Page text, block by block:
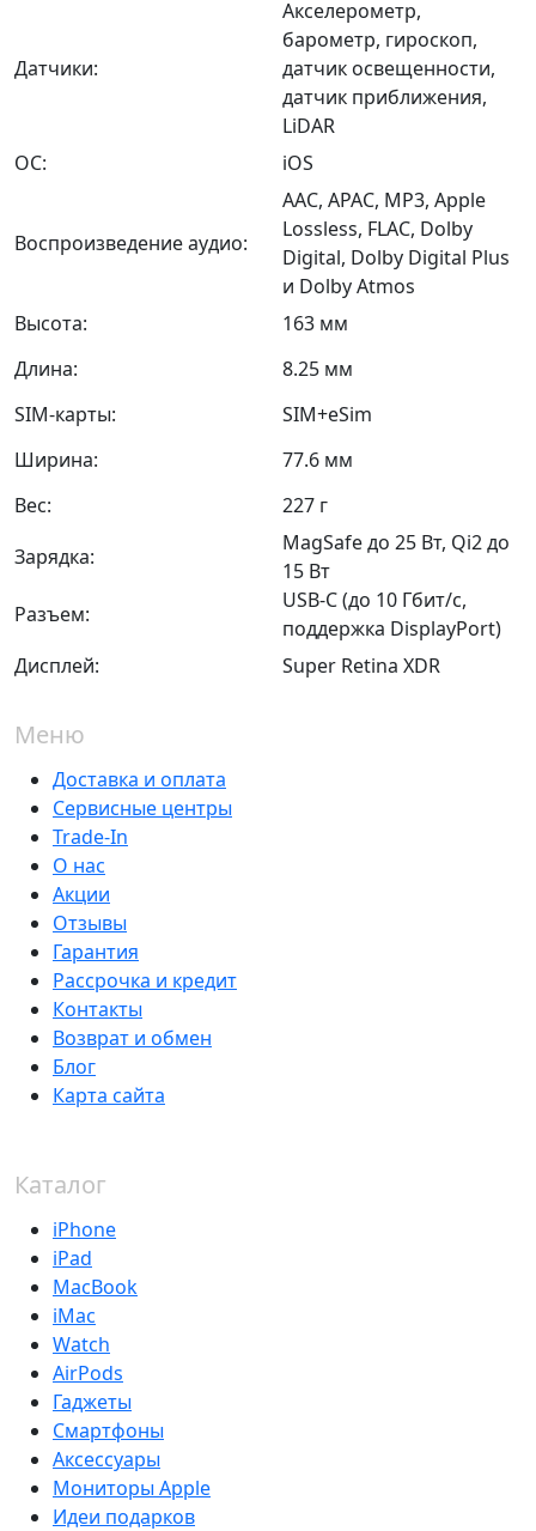
Датчики:
Акселерометр,
барометр, гироскоп,
датчик освещенности,
датчик приближения,
LiDAR
ОС:
iOS
Воспроизведение аудио:
AAC, APAC, MP3, Apple
Lossless, FLAC, Dolby
Digital, Dolby Digital Plus
и Dolby Atmos
Высота:
163 мм
Длина:
8.25 мм
SIM-карты:
SIM+eSim
Ширина:
77.6 мм
Вес:
227 г
Зарядка:
MagSafe до 25 Вт, Qi2 до
15 Вт
Разъем:
USB‑C (до 10 Гбит/с,
поддержка DisplayPort)
Дисплей:
Super Retina XDR
Меню
Доставка и оплата
Сервисные центры
Trade-In
О нас
Акции
Отзывы
Гарантия
Рассрочка и кредит
Контакты
Возврат и обмен
Блог
Карта сайта
Каталог
iPhone
iPad
MacBook
iMac
Watch
AirPods
Гаджеты
Смартфоны
Аксессуары
Мониторы Apple
Идеи подарков